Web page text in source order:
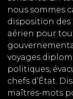
nous sommes
disposition des
aérien pour
voyages
politiques,
chefs d’État.
maîtres-mots